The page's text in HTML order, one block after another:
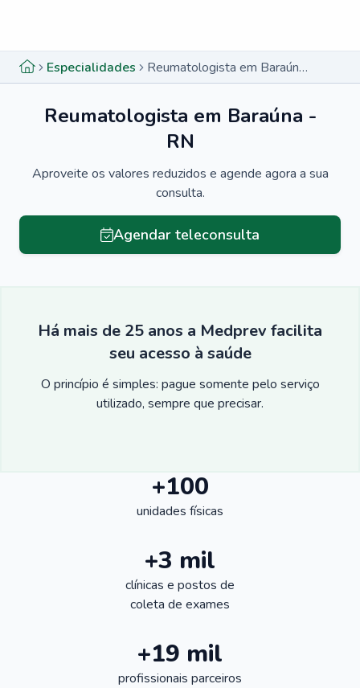
Especialidades Reumatologista em Baraúna - RN
Reumatologista em Baraúna -
RN
Aproveite os valores reduzidos e agende agora a sua
consulta.
Agendar teleconsulta
Há mais de 25 anos a Medprev facilita
seu acesso à saúde
O princípio é simples: pague somente pelo serviço
utilizado, sempre que precisar.
+100
unidades físicas
+3 mil
clínicas e postos de
coleta de exames
+19 mil
profissionais parceiros